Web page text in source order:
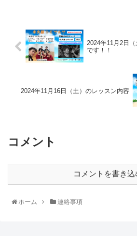
2024年11月2日
です！！
2024年11月16日（土）のレッスン内容
コメント
コメントを書き込
ホーム 連絡事項